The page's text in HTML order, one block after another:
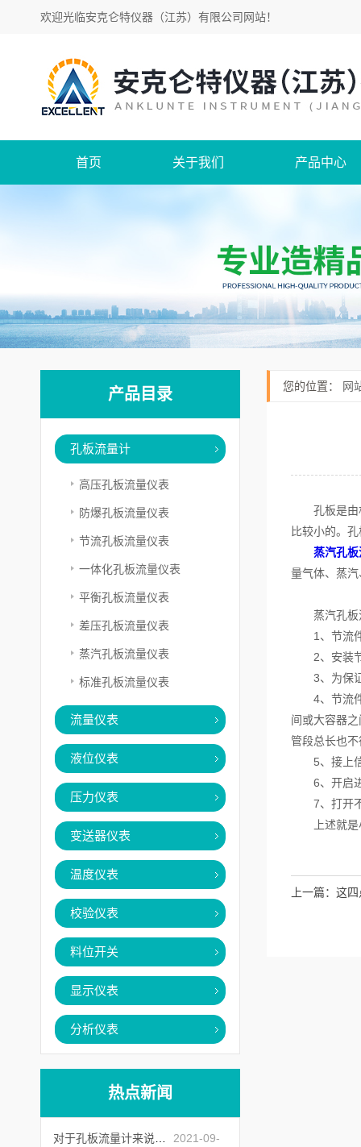
欢迎光临安克仑特仪器（江苏）有限公司网站！
首页 关于我们 产品中心
产品目录
孔板流量计
高压孔板流量仪表
防爆孔板流量仪表
节流孔板流量仪表
一体化孔板流量仪表
平衡孔板流量仪表
差压孔板流量仪表
蒸汽孔板流量仪表
标准孔板流量仪表
流量仪表
液位仪表
压力仪表
变送器仪表
温度仪表
校验仪表
料位开关
显示仪表
分析仪表
热点新闻
2021-09-
您的位置： 网
孔板是由机
比较小的。
蒸汽孔
量气体、蒸
蒸汽孔板流
1、节流件
2、安装节
3、为保证
4、节流件
间或大容器
管段总长也
5、接上信
6、开启进
7、打开不
上述就是小
上一篇： 这四